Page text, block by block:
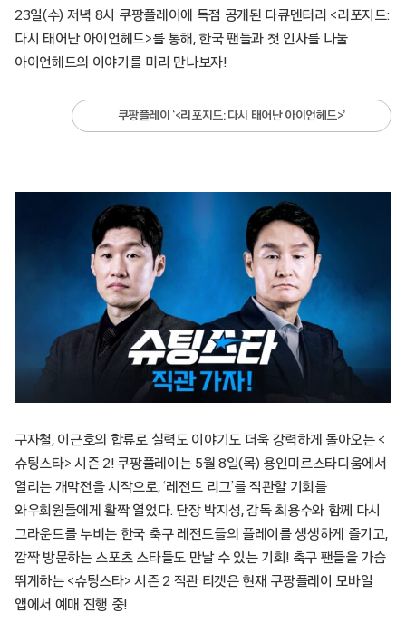
23일(수) 저녁 8시 쿠팡플레이에 독점 공개된 다큐멘터리 <리포지드:
다시 태어난 아이언헤드>를 통해, 한국 팬들과 첫 인사를 나눌
아이언헤드의 이야기를 미리 만나보자!
쿠팡플레이 ‘<리포지드: 다시 태어난 아이언헤드>’
구자철, 이근호의 합류로 실력도 이야기도 더욱 강력하게 돌아오는 <
슈팅스타> 시즌 2! 쿠팡플레이는 5월 8일(목) 용인미르스타디움에서
열리는 개막전을 시작으로, ‘레전드 리그’를 직관할 기회를
와우회원들에게 활짝 열었다. 단장 박지성, 감독 최용수와 함께 다시
그라운드를 누비는 한국 축구 레전드들의 플레이를 생생하게 즐기고,
깜짝 방문하는 스포츠 스타들도 만날 수 있는 기회! 축구 팬들을 가슴
뛰게하는 <슈팅스타> 시즌 2 직관 티켓은 현재 쿠팡플레이 모바일
앱에서 예매 진행 중!